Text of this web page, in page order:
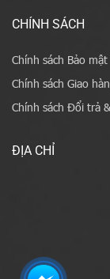
CHÍNH SÁCH
Chính sách Bảo
Chính sách Giao
Chính sách Đổi trả
ĐỊA CHỈ